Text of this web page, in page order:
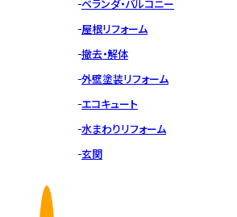
ベランダ・バルコニー
屋根リフォーム
撤去・解体
外壁塗装リフォーム
エコキュート
水まわりリフォーム
玄関